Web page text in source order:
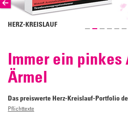
HERZ-KREISLAUF
Immer ein pinkes
Ärmel
Das preiswerte Herz-Kreislauf-Portfolio
Pflichttexte